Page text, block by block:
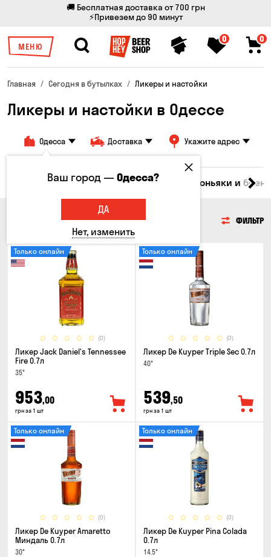
🚚 Бесплатная доставка от 700 грн
⚡Привезем до 90 минут
МЕНЮ
0 0
Главная Сегодня в бутылках Ликеры и настойки
Ликеры и настойки в Одессе
Одесса Доставка Укажите адрес
Соджу Ликеры и настойки Коньяки и
ЛИКЕРЫ И НАСТОЙКИ ФИЛЬТР
(0)
Только онлайн
Ликер Jack Daniel's Tennessee
Fire 0.7л
35°
953,00
грн за 1 шт
(0)
Только онлайн
Ликер De Kuyper Triple Sec 0.7л
40°
539,50
грн за 1 шт
(0)
Только онлайн
Ликер De Kuyper Amaretto
Миндаль 0.7л
30°
(0)
Только онлайн
Ликер De Kuyper Pina Colada
0.7л
14.5°
Ваш город —Одесса?
ДА
Нет, изменить